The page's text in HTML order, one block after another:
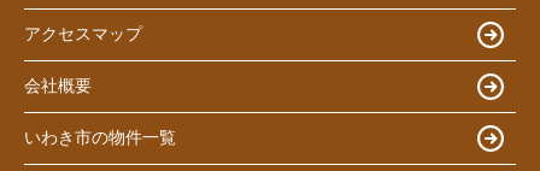
アクセスマップ
会社概要
いわき市の物件一覧